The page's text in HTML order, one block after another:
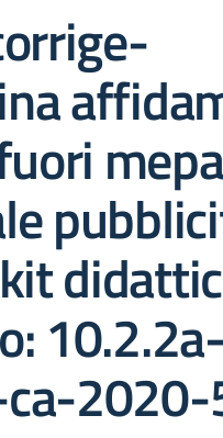
mepa
10.2.2a-